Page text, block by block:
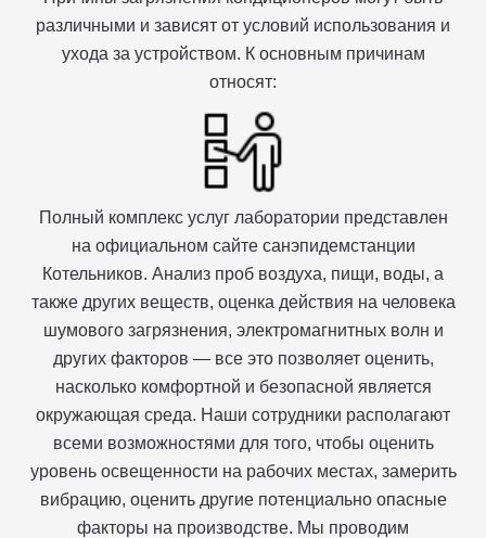
различными и зависят от условий использования и
ухода за устройством. К основным причинам
относят:
Полный комплекс услуг лаборатории представлен
на официальном сайте санэпидемстанции
Котельников. Анализ проб воздуха, пищи, воды, а
также других веществ, оценка действия на человека
шумового загрязнения, электромагнитных волн и
других факторов — все это позволяет оценить,
насколько комфортной и безопасной является
окружающая среда. Наши сотрудники располагают
всеми возможностями для того, чтобы оценить
уровень освещенности на рабочих местах, замерить
вибрацию, оценить другие потенциально опасные
факторы на производстве. Мы проводим